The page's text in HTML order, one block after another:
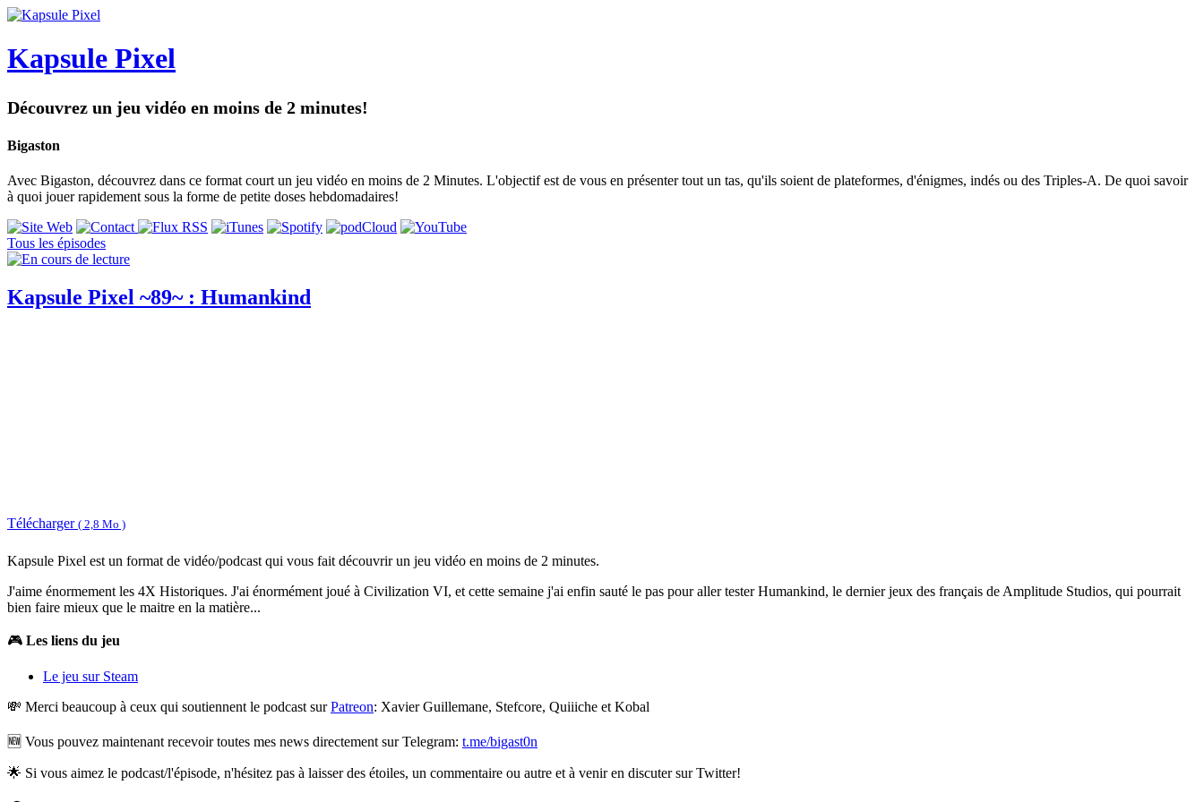
Kapsule Pixel
Découvrez un jeu vidéo en moins de 2 minutes!
Bigaston
Avec Bigaston, découvrez dans ce format court un jeu vidéo en moins de 2 Minutes. L'objectif est de vous en présenter tout un tas, qu'ils soient de plateformes, d'énigmes, indés ou des Triples-A. De quoi savoir
à quoi jouer rapidement sous la forme de petite doses hebdomadaires!
Tous les épisodes
Kapsule Pixel ~89~ : Humankind
Télécharger ( 2,8 Mo )
Kapsule Pixel est un format de vidéo/podcast qui vous fait découvrir un jeu vidéo en moins de 2 minutes.
J'aime énormement les 4X Historiques. J'ai énormément joué à Civilization VI, et cette semaine j'ai enfin sauté le pas pour aller tester Humankind, le dernier jeux des français de Amplitude Studios, qui pourrait
bien faire mieux que le maitre en la matière...
🎮 Les liens du jeu
Le jeu sur Steam
💸 Merci beaucoup à ceux qui soutiennent le podcast surPatreon: Xavier Guillemane, Stefcore, Quiiiche et Kobal
🆕 Vous pouvez maintenant recevoir toutes mes news directement sur Telegram: t.me/bigast0n
🌟 Si vous aimez le podcast/l'épisode, n'hésitez pas à laisser des étoiles, un commentaire ou autre et à venir en discuter sur Twitter!